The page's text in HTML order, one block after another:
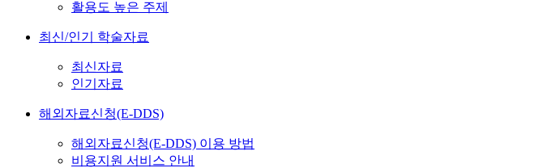
활용도 높은 주제
최신/인기 학술자료
최신자료
인기자료
해외자료신청(E-DDS)
해외자료신청(E-DDS) 이용 방법
비용지원 서비스 안내